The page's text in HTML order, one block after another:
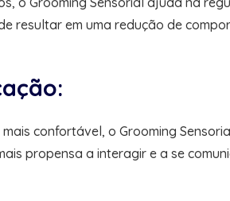
resultar em uma redução de
confortável, o Grooming
propensa a interagir e a se